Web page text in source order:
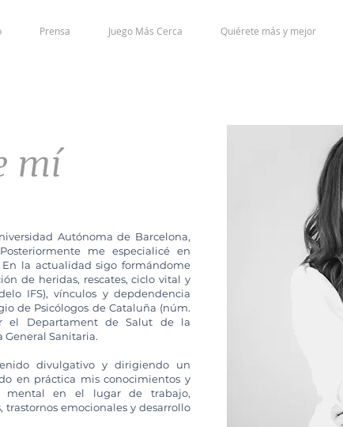
Prensa Juego Más Cerca Quiérete más y mejor
Autónoma de Barcelona,
Posteriormente me especialicé en
En la actualidad sigo formándome
de heridas, rescates, ciclo vital y
IFS), vínculos y depdendencia
de Psicólogos de Cataluña (núm.
el Departament de Salut de la
General Sanitaria.
divulgativo y dirigiendo un
en práctica mis conocimientos y
en el lugar de trabajo,
trastornos emocionales y desarrollo
mí